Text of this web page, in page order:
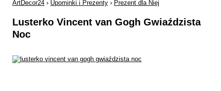
ArtDecor24 › Upominki i Prezenty › Prezent dla Niej
Lusterko Vincent van Gogh Gwiaździsta
Noc